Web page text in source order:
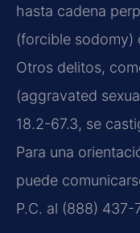
hasta cadena
(forcible sodomy)
Otros delitos,
(aggravated
18.2-67.3, se
Para una
puede
P.C. al (888) 437-